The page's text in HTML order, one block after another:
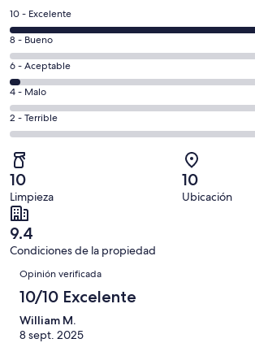
en
una
nueva
ventana
Puntuación
de
10,
es
decir,
Excelente.
Basada
en
34
de
35
opiniones
10 - Excelente
Puntuación
de
8,
es
decir,
Bueno.
en
0
de
35
opiniones
8 - Bueno
Puntuación
de
6,
es
decir,
Aceptable.
Basada
en
1
de
35
opiniones
6 - Aceptable
Puntuación
de
4,
decir,
Malo.
Basada
en
0
de
opiniones
4 - Malo
Puntuación
de
2,
es
decir,
Terrible.
Basada
en
0
de
35
opiniones
2 - Terrible
10
Limpieza
10
Ubicación
9.4
Condiciones de la propiedad
Opiniones
Opinión verificada
10/10 Excelente
William M.
8 sept. 2025